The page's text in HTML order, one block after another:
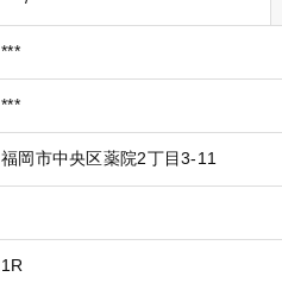
***
***
福岡市中央区薬院2丁目3-11
1R